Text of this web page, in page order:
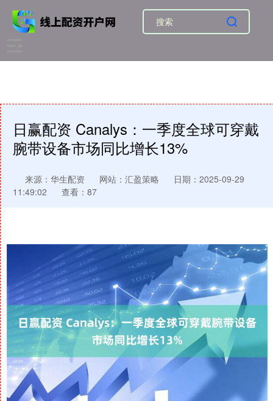
日赢配资 Canalys：一季度全球可穿戴
腕带设备市场同比增长13%
来源：华生配资 网站：汇盈策略
日期：2025-09-29
11:49:02
查看：87